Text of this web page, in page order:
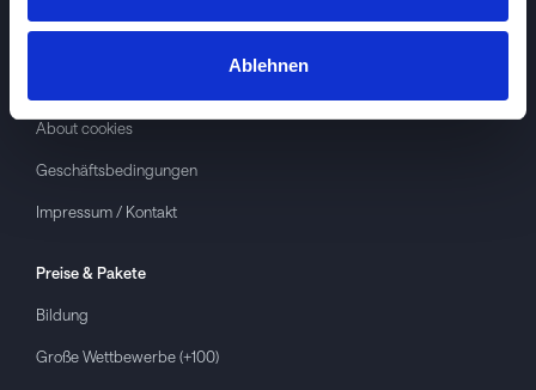
Ablehnen
About cookies
Geschäftsbedingungen
Impressum / Kontakt
Preise & Pakete
Bildung
Große Wettbewerbe (+100)